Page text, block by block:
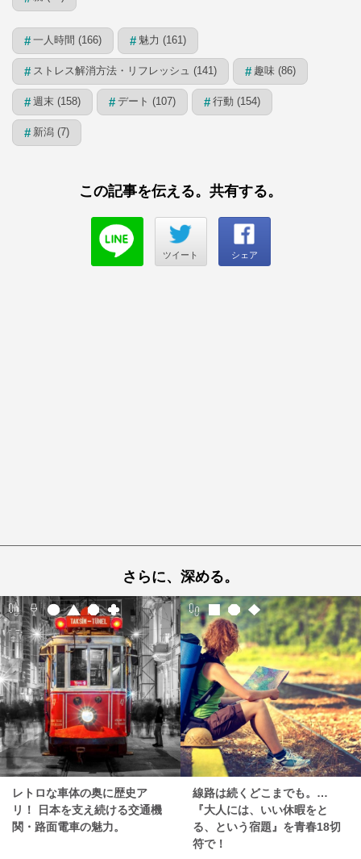
# 一人時間 (166) # 魅力 (161)
# ストレス解消方法・リフレッシュ (141) # 趣味 (86)
# 週末 (158) # デート (107) # 行動 (154)
# 新潟 (7)
この記事を伝える。共有する。
ツイート シェア
さらに、深める。
レトロな車体の奥に歴史ア
リ！ 日本を支え続ける交通機
関・路面電車の魅力。
線路は続くどこまでも。…
『大人には、いい休暇をと
る、という宿題』を青春18切
符で！